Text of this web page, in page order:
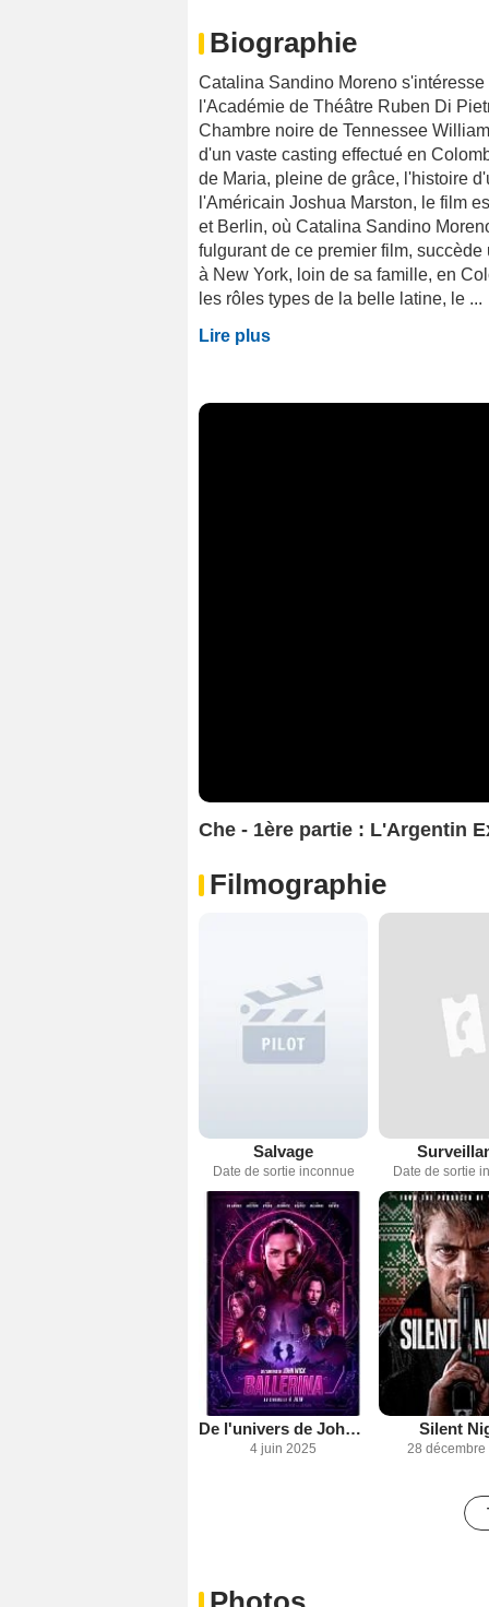
Biographie
Catalina Sandino Moreno
l'Académie de Théâtre Ruben Di
Chambre noire de Tennessee
d'un vaste casting effectué en
de Maria, pleine de grâce, l'histoire
l'Américain Joshua Marston, le film
et Berlin, où Catalina Sandino
fulgurant de ce premier film,
à New York, loin de sa famille, en
les rôles types de la belle latine, le ...
Lire plus
Che - 1ère partie : L'Argentin
Filmographie
Salvage
Date de sortie inconnue Date de sortie
De l'univers de John Wick : Ballerina
4 juin 2025
Silent
28 décembre